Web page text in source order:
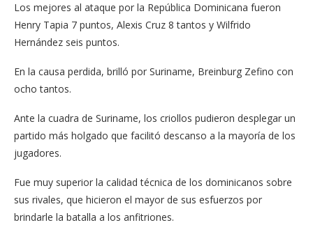
Los mejores al ataque por la República Dominicana fueron
Henry Tapia 7 puntos, Alexis Cruz 8 tantos y Wilfrido
Hernández seis puntos.
En la causa perdida, brilló por Suriname, Breinburg Zefino con
ocho tantos.
Ante la cuadra de Suriname, los criollos pudieron desplegar un
partido más holgado que facilitó descanso a la mayoría de los
jugadores.
Fue muy superior la calidad técnica de los dominicanos sobre
sus rivales, que hicieron el mayor de sus esfuerzos por
brindarle la batalla a los anfitriones.